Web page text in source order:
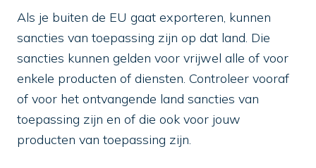
Als je buiten de EU gaat exporteren, kunnen
sancties van toepassing zijn op dat land. Die
sancties kunnen gelden voor vrijwel alle of voor
enkele producten of diensten. Controleer vooraf
of voor het ontvangende land sancties van
toepassing zijn en of die ook voor jouw
producten van toepassing zijn.